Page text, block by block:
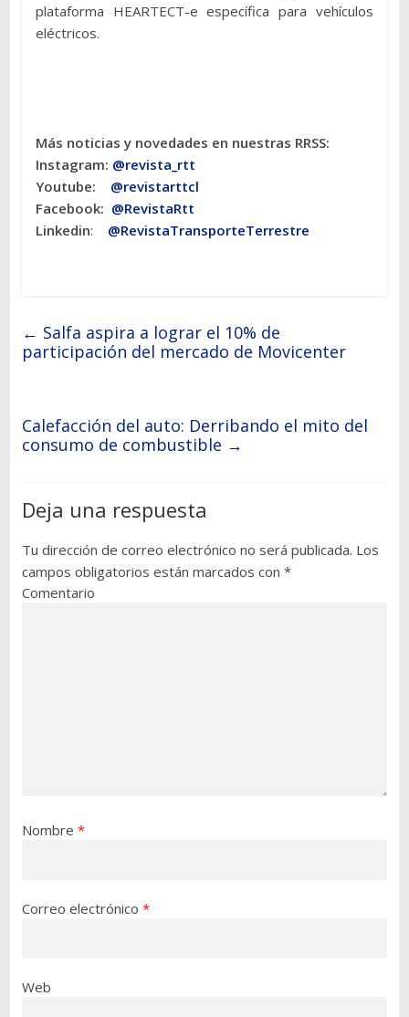
plataforma HEARTECT-e específica para vehículos
eléctricos.
Más noticias y novedades en nuestras RRSS:
Instagram: @revista_rtt
Youtube: @revistarttcl
Facebook: @RevistaRtt
Linkedin: @RevistaTransporteTerrestre
← Salfa aspira a lograr el 10% de
participación del mercado de Movicenter
Calefacción del auto: Derribando el mito del
consumo de combustible →
Deja una respuesta
Tu dirección de correo electrónico no será publicada. Los
campos obligatorios están marcados con *
Comentario
Nombre *
Correo electrónico *
Web